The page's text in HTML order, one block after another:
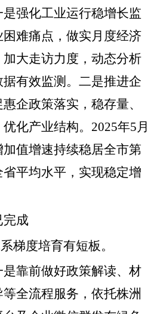
是强化工业运行稳增长监
难痛点，做实月度经济
大走访力度，动态分析
有效监测。 二是推进企
企政策落实，稳存量、
化产业结构。 2025年5 月
值增速持续稳居全市第
平均水平，实现稳定增
完成
梯度培育有短板。
是靠前做好政策解读、材
全流程服务 ， 依托株洲